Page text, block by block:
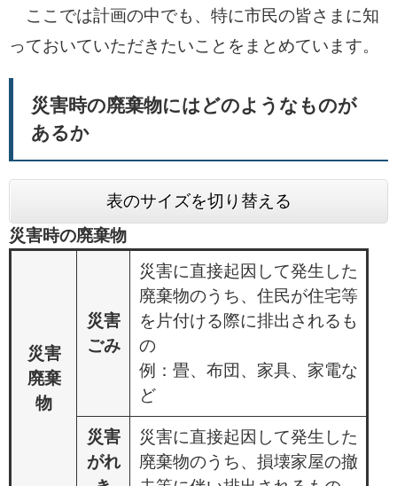
ここでは計画の中でも、特に市民の皆さまに知
っておいていただきたいことをまとめています。
災害時の廃棄物にはどのようなものが
あるか
表のサイズを切り替える
災害時の廃棄物
災害
廃棄
物
災害
ごみ
災害に直接起因して発生した
廃棄物のうち、住民が住宅等
を片付ける際に排出されるも
の
例：畳、布団、家具、家電な
ど
災害
がれ
災害に直接起因して発生した
廃棄物のうち、損壊家屋の撤